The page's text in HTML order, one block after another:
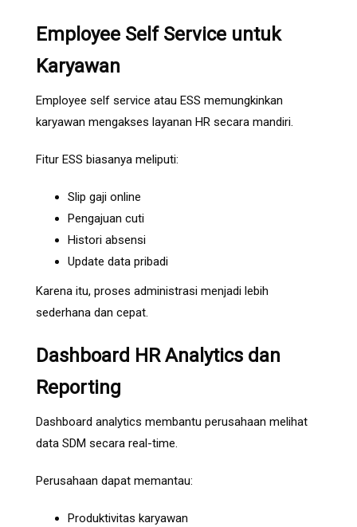
Employee Self Service untuk
Karyawan
Employee self service atau ESS memungkinkan
karyawan mengakses layanan HR secara mandiri.
Fitur ESS biasanya meliputi:
Slip gaji online
Pengajuan cuti
Histori absensi
Update data pribadi
Karena itu, proses administrasi menjadi lebih
sederhana dan cepat.
Dashboard HR Analytics dan
Reporting
Dashboard analytics membantu perusahaan melihat
data SDM secara real-time.
Perusahaan dapat memantau:
Produktivitas karyawan